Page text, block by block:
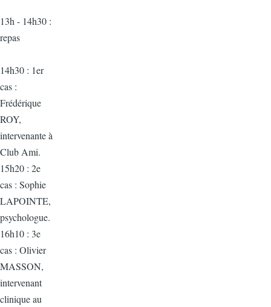
13h - 14h30 :
repas
14h30 : 1er
cas :
Frédérique
ROY,
intervenante à
Club Ami.
15h20 : 2e
cas : Sophie
LAPOINTE,
psychologue.
16h10 : 3e
cas : Olivier
MASSON,
intervenant
clinique au